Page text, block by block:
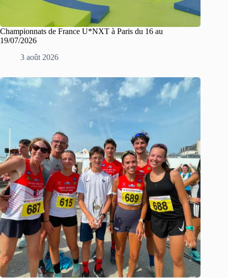
Championnats de France U*NXT à Paris du 16 au
19/07/2026
3 août 2026